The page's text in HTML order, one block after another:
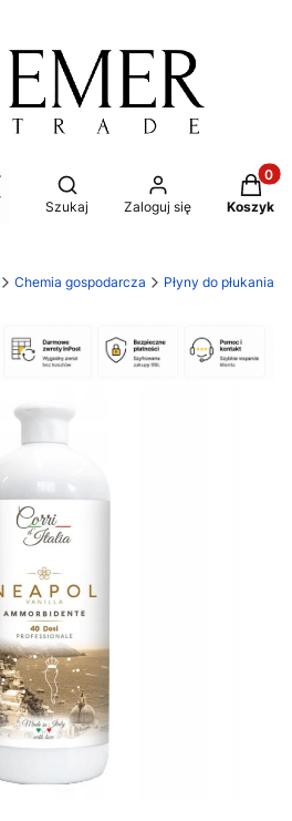
Otwórz wyszukiwarkę
Szukaj Zaloguj się Koszyk
Chemia gospodarcza Płyny do płukania